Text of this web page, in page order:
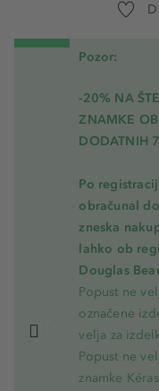
Pozor:
-20% NA
ZNAMKE
DODATNIH
Po
obračunal
zneska
lahko ob
Douglas
Popust ne
označene
velja za
Popust ne
znamke